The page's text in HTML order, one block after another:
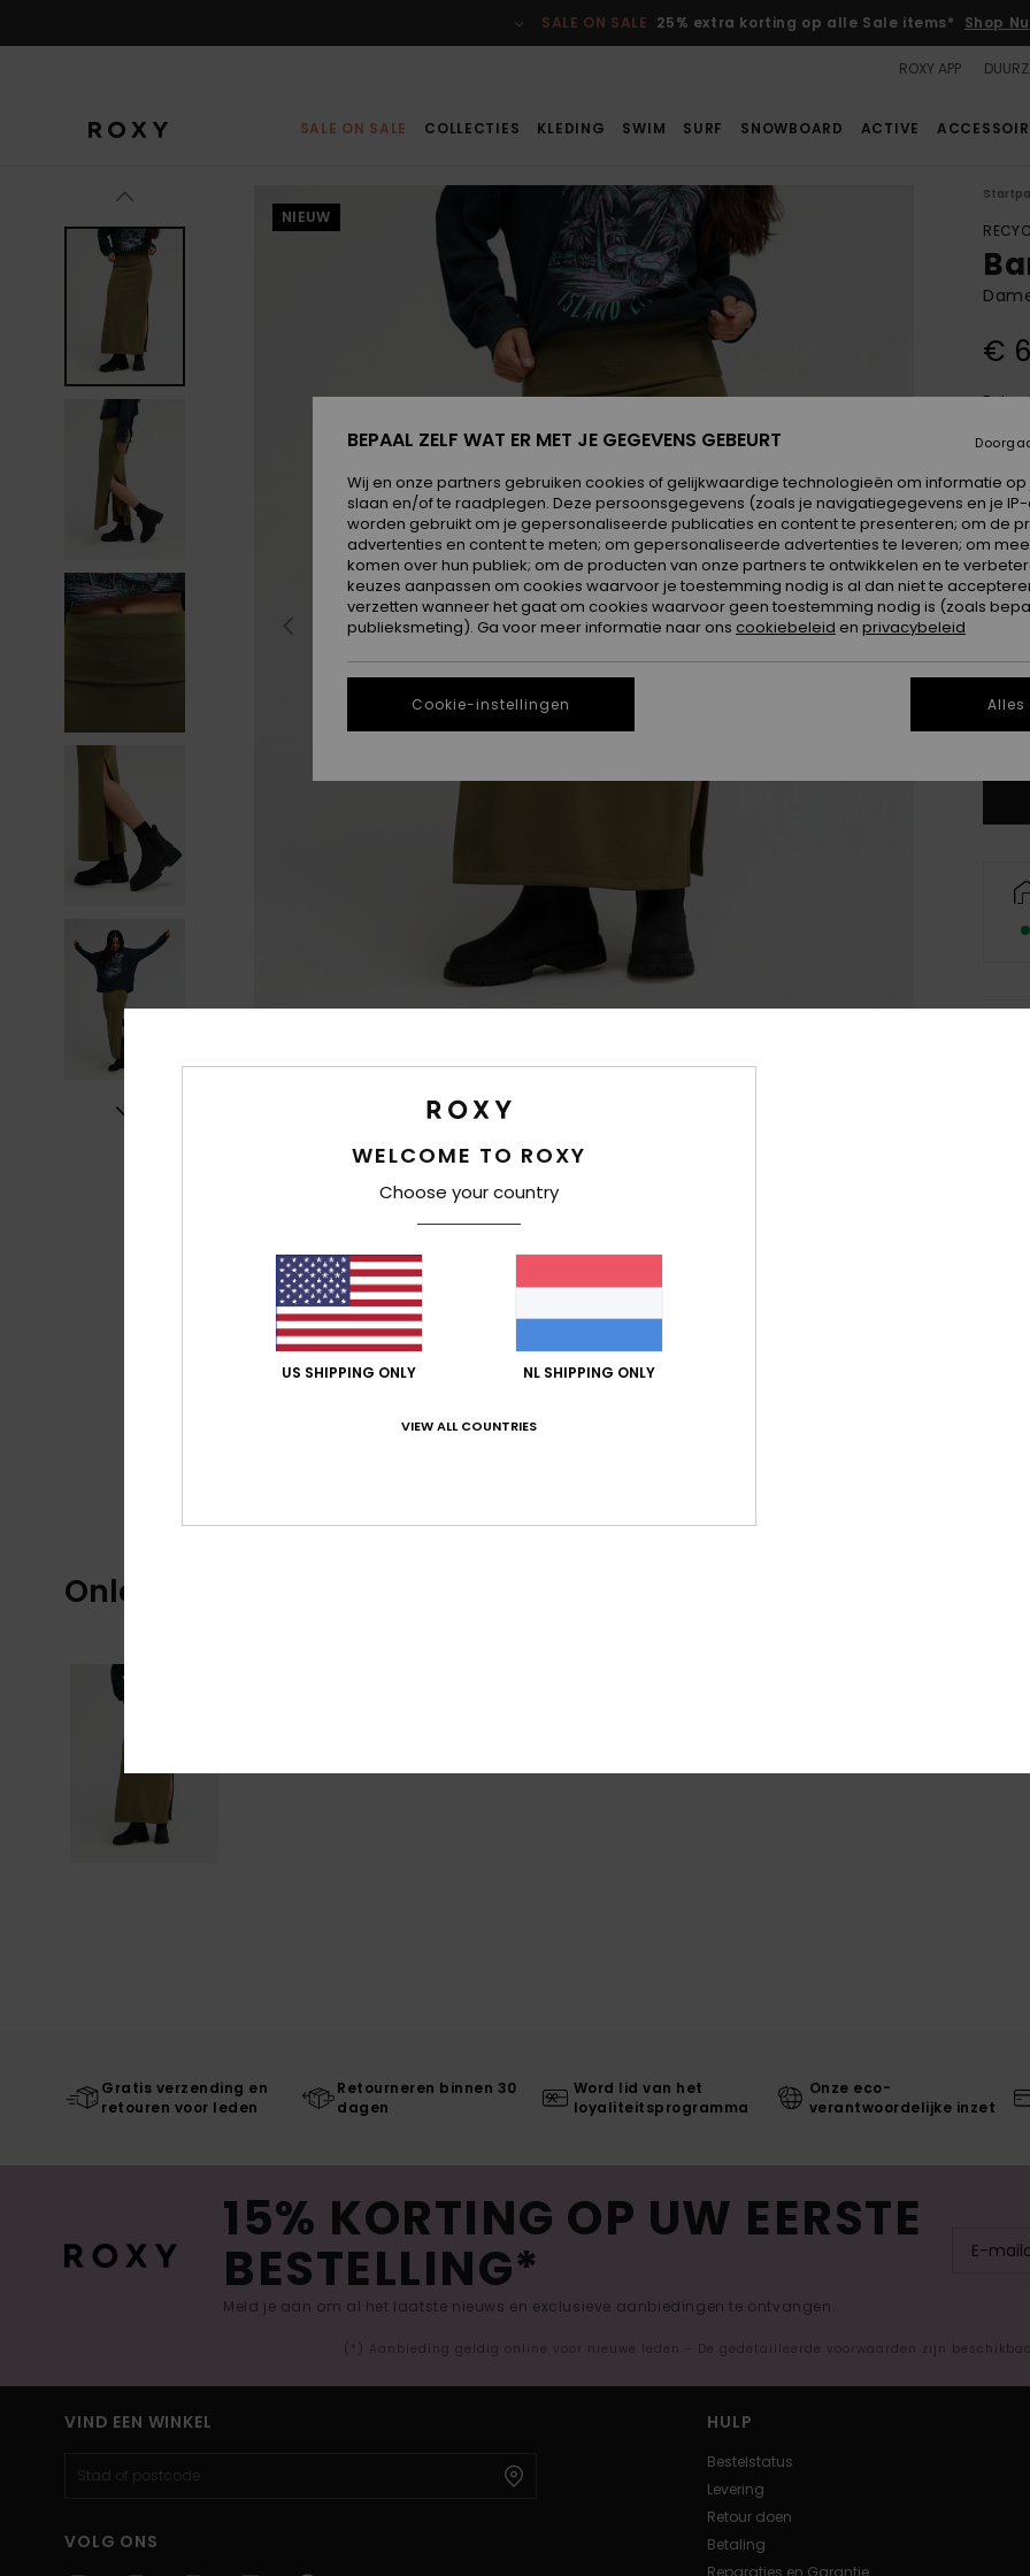
SALE ON SALE 25% extra korting op alle Sale items* Shop Nu
ROXY APP
SALE ON SALE COLLECTIES KLEDING SWIM SURF SNOWBOARD ACTIVE
NIEUW
€
Kleur
XS
Onlangs bekeken
Gratis verzending en
retouren voor leden
Retourneren binnen 30
dagen
Word lid van het
loyaliteitsprogramma
Onze eco-
verantwoordelijke inzet
15% KORTING OP UW EERSTE
BESTELLING*
Meld je aan om al het laatste nieuws en exclusieve aanbiedingen te ontvangen.
(*) Aanbieding geldig online voor nieuwe leden - De gedetailleerde voorwaarden zijn
VIND EEN WINKEL
VOLG ONS
HULP
Bestelstatus
Levering
Retour doen
Betaling
Reparaties en Garantie
WELCOME TO ROXY
Choose your country
US SHIPPING ONLY NL SHIPPING ONLY
VIEW ALL COUNTRIES
BEPAAL ZELF WAT ER MET JE GEGEVENS GEBEURT
Wij en onze partners gebruiken cookies of gelijkwaardige technologieën om informatie
slaan en/of te raadplegen. Deze persoonsgegevens (zoals je navigatiegegevens en je
worden gebruikt om je gepersonaliseerde publicaties en content te presenteren; om de
advertenties en content te meten; om gepersonaliseerde advertenties te leveren; om
komen over hun publiek; om de producten van onze partners te ontwikkelen en te
keuzes aanpassen om cookies waarvoor je toestemming nodig is al dan niet te
verzetten wanneer het gaat om cookies waarvoor geen toestemming nodig is (zoals
publieksmeting). Ga voor meer informatie naar ons cookiebeleid en privacybeleid
Cookie-instellingen Alles